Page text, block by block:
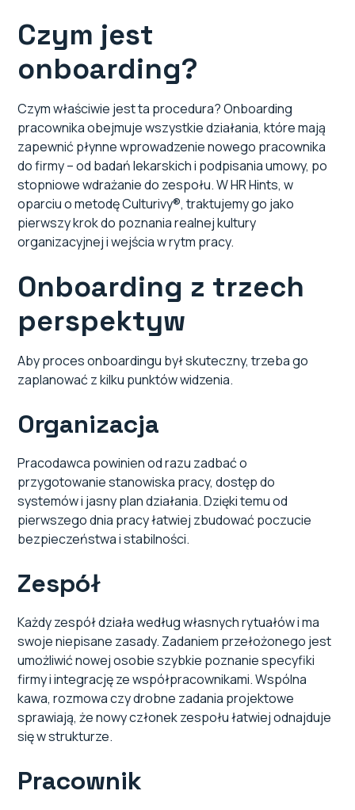
Czym jest
onboarding?
Czym właściwie jest ta procedura? Onboarding
pracownika obejmuje wszystkie działania, które mają
zapewnić płynne wprowadzenie nowego pracownika
do firmy – od badań lekarskich i podpisania umowy, po
stopniowe wdrażanie do zespołu. W HR Hints, w
oparciu o metodę Culturivy®, traktujemy go jako
pierwszy krok do poznania realnej kultury
organizacyjnej i wejścia w rytm pracy.
Onboarding z trzech
perspektyw
Aby proces onboardingu był skuteczny, trzeba go
zaplanować z kilku punktów widzenia.
Organizacja
Pracodawca powinien od razu zadbać o
przygotowanie stanowiska pracy, dostęp do
systemów i jasny plan działania. Dzięki temu od
pierwszego dnia pracy łatwiej zbudować poczucie
bezpieczeństwa i stabilności.
Zespół
Każdy zespół działa według własnych rytuałów i ma
swoje niepisane zasady. Zadaniem przełożonego jest
umożliwić nowej osobie szybkie poznanie specyfiki
firmy i integrację ze współpracownikami. Wspólna
kawa, rozmowa czy drobne zadania projektowe
sprawiają, że nowy członek zespołu łatwiej odnajduje
się w strukturze.
Pracownik
po kroku?
Zacznij przed pierwszym dniem
Plan na pierwsze tygodnie
Wsparcie managera i zespołu
Pokazanie kultury w praktyce
Przestrzeń na pytania
Najczęstsze błędy i jak ich unikać?
Od powitania do zaangażowania – rola